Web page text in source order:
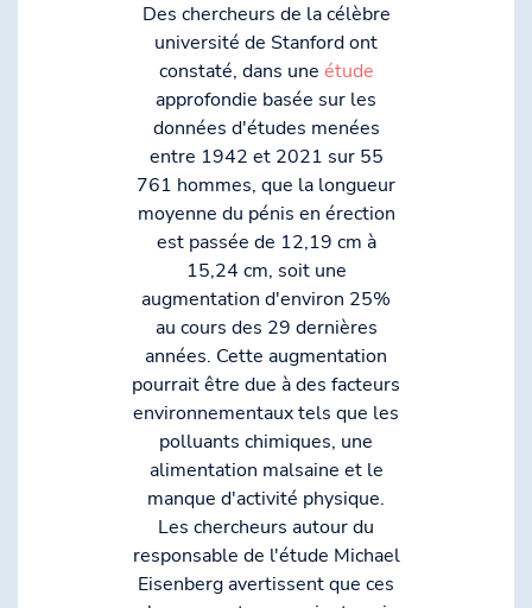
Des chercheurs de la célèbre
université de Stanford ont
constaté, dans une étude
approfondie basée sur les
données d'études menées
entre 1942 et 2021 sur 55
761 hommes, que la longueur
moyenne du pénis en érection
est passée de 12,19 cm à
15,24 cm, soit une
augmentation d'environ 25%
au cours des 29 dernières
années. Cette augmentation
pourrait être due à des facteurs
environnementaux tels que les
polluants chimiques, une
alimentation malsaine et le
manque d'activité physique.
Les chercheurs autour du
responsable de l'étude Michael
Eisenberg avertissent que ces